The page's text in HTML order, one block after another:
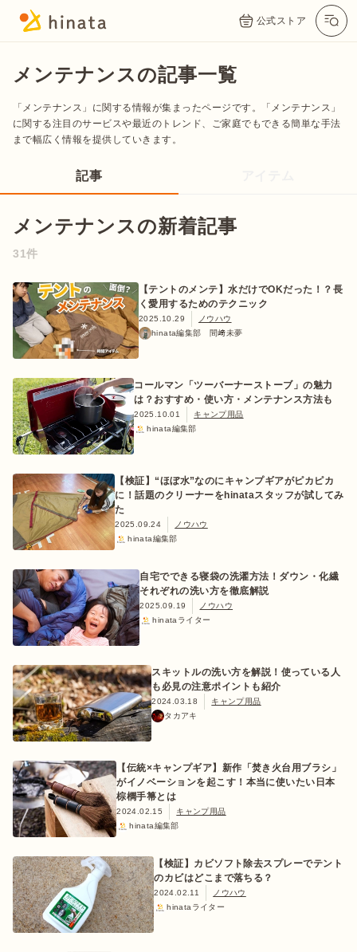
公式ストア
メンテナンスの記事一覧
「メンテナンス」に関する情報が集まったページです。「メンテナンス」
に関する注目のサービスや最近のトレンド、ご家庭でもできる簡単な手法
まで幅広く情報を提供していきます。
記事
メンテナンスの新着記事
31件
【テントのメンテ】水だけでOKだった！？長
く愛用するためのテクニック
2025.10.29
ノウハウ
hinata編集部 間﨑未夢
コールマン「ツーバーナーストーブ」の魅力
は？おすすめ・使い方・メンテナンス方法も
2025.10.01
キャンプ用品
hinata編集部
【検証】“ほぼ水”なのにキャンプギアがピカピカ
に！話題のクリーナーをhinataスタッフが試してみ
た
2025.09.24
ノウハウ
hinata編集部
自宅でできる寝袋の洗濯方法！ダウン・化繊
それぞれの洗い方を徹底解説
2025.09.19
ノウハウ
hinataライター
スキットルの洗い方を解説！使っている人
も必見の注意ポイントも紹介
2024.03.18
キャンプ用品
タカアキ
【伝統×キャンプギア】新作「焚き火台用ブラシ」
がイノベーションを起こす！本当に使いたい日本
棕櫚手箒とは
2024.02.15
キャンプ用品
hinata編集部
【検証】カビソフト除去スプレーでテント
のカビはどこまで落ちる？
2024.02.11
ノウハウ
hinataライター
公式App Twitter Instagram
公式オンラインストア
おすすめ特集
キャンプ用品
キャンプ場
料理
how to
初めての方
ログイン/会員登録